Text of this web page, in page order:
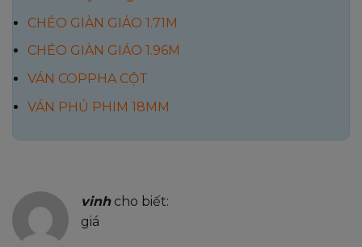
CHÉO GIÀN GIÁO 1.71M
CHÉO GIÀN GIÁO 1.96M
VÁN COPPHA CỘT
VÁN PHỦ PHIM 18MM
vinh cho biết:
giá